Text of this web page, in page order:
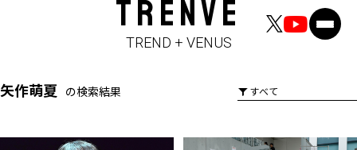
TRENVE
TREND + VENUS
矢作萌夏 の検索結果